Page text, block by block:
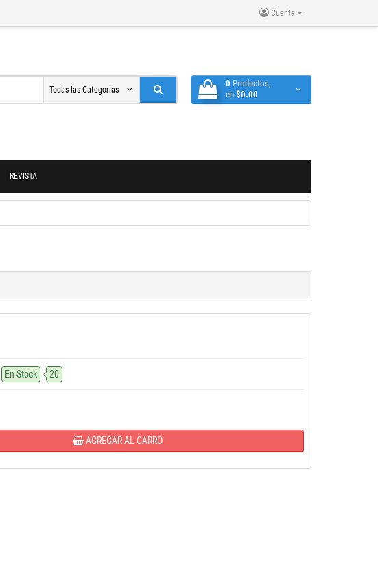
Cuenta
0 Productos,
en $0.00
Todas las Categorias
REVISTA
En Stock 20
AGREGAR AL CARRO